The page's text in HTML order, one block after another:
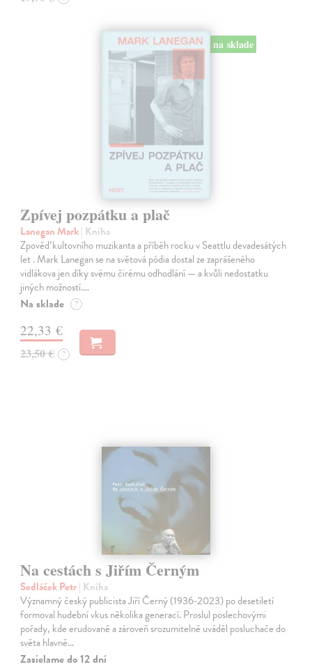
na sklade
Zpívej pozpátku a plač
Lanegan Mark| Kniha
Zpověď kultovního muzikanta a příběh rocku v Seattlu devadesátých
let . Mark Lanegan se na světová pódia dostal ze zaprášeného
vidlákova jen díky svému čirému odhodlání — a kvůli nedostatku
jiných možností.…
Na sklade ?
22,33 €
23,50 € ?
Na cestách s Jiřím Černým
Sedláček Petr| Kniha
Významný český publicista Jiří Černý (1936-2023) po desetiletí
formoval hudební vkus několika generací. Proslul poslechovými
pořady, kde erudovaně a zároveň srozumitelně uváděl posluchače do
světa hlavně…
Zasielame do 12 dní